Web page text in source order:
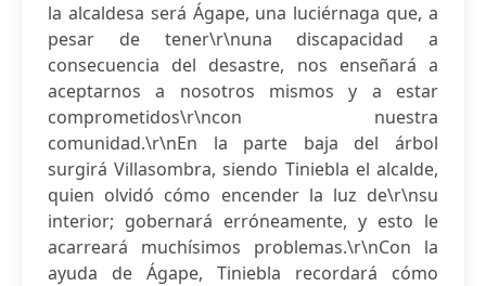
la alcaldesa será Ágape, una luciérnaga que, a
pesar de tener\r\nuna discapacidad a
consecuencia del desastre, nos enseñará a
aceptarnos a nosotros mismos y a estar
comprometidos\r\ncon nuestra
comunidad.\r\nEn la parte baja del árbol
surgirá Villasombra, siendo Tiniebla el alcalde,
quien olvidó cómo encender la luz de\r\nsu
interior; gobernará erróneamente, y esto le
acarreará muchísimos problemas.\r\nCon la
ayuda de Ágape, Tiniebla recordará cómo